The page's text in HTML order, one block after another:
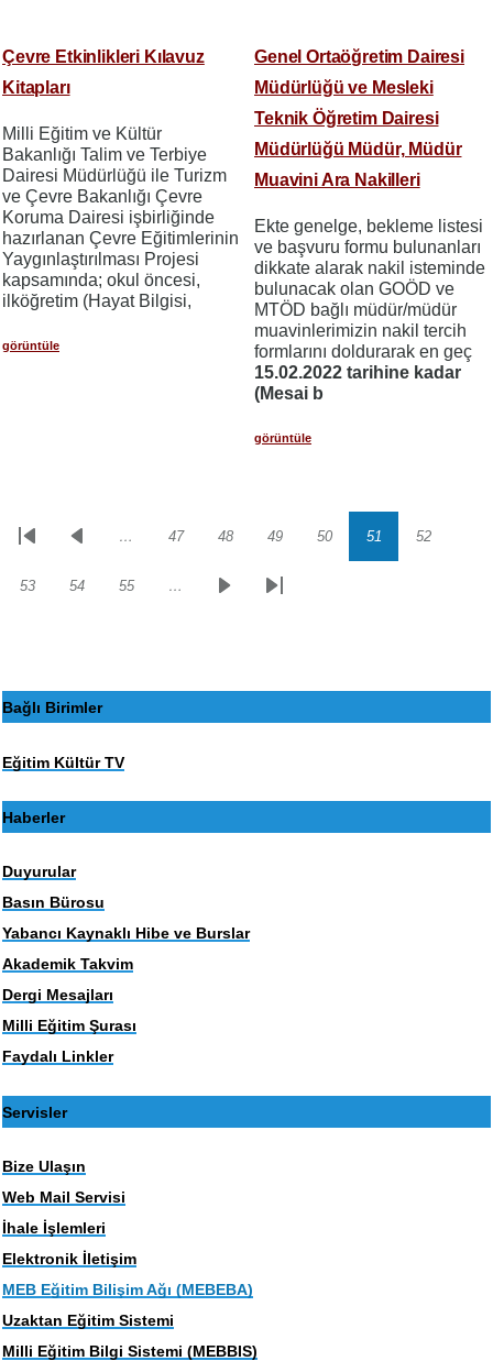
Çevre Etkinlikleri Kılavuz
Kitapları
Milli Eğitim ve Kültür
Bakanlığı Talim ve Terbiye
Dairesi Müdürlüğü ile Turizm
ve Çevre Bakanlığı Çevre
Koruma Dairesi işbirliğinde
hazırlanan Çevre Eğitimlerinin
Yaygınlaştırılması Projesi
kapsamında; okul öncesi,
ilköğretim (Hayat Bilgisi,
görüntüle
Genel Ortaöğretim Dairesi
Müdürlüğü ve Mesleki
Teknik Öğretim Dairesi
Müdürlüğü Müdür, Müdür
Muavini Ara Nakilleri
Ekte genelge, bekleme listesi
ve başvuru formu bulunanları
dikkate alarak nakil isteminde
bulunacak olan GOÖD ve
MTÖD bağlı müdür/müdür
muavinlerimizin nakil tercih
formlarını doldurarak en geç
15.02.2022 tarihine kadar
(Mesai b
görüntüle
Sayfalama
İlk
Önceki… Sayfa
47 Sayfa
48 Sayfa
49 Sayfa
50 Sayfa
51 Sayfa
52
Sayfa
53 Sayfa
54 Sayfa
55 …
SonrakiSon
Bağlı Birimler
Eğitim Kültür TV
Haberler
Duyurular
Basın Bürosu
Yabancı Kaynaklı Hibe ve Burslar
Akademik Takvim
Dergi Mesajları
Milli Eğitim Şurası
Faydalı Linkler
Servisler
Bize Ulaşın
Web Mail Servisi
İhale İşlemleri
Elektronik İletişim
MEB Eğitim Bilişim Ağı (MEBEBA)
Uzaktan Eğitim Sistemi
Milli Eğitim Bilgi Sistemi (MEBBIS)